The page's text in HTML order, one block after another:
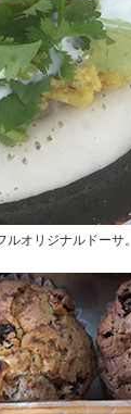
オリジナルドーサ。